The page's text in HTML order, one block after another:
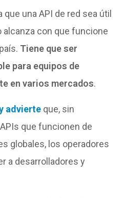
que una API de red sea útil
alcanza con que funcione
Tiene que ser
para equipos de
en varios mercados.
advierte que, sin
que funcionen de
globales, los operadores
a desarrolladores y